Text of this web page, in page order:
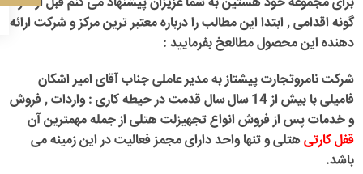
گونه اقدامی , ابتدا این مطالب را درباره معتبر ترین مرکز و شرکت ارائه
دهنده این محصول مطالعخ بفرمایید :
شرکت نامروتجارت پیشتاز به مدیر عاملی جناب آقای امیر اشکان
فامیلی با بیش از 14 سال سال قدمت در حیطه کاری : واردات , فروش
و خدمات پس از فروش انواع تجهیزلت هتلی از جمله مهمترین آن
قفل کارتیهتلی و تنها واحد دارای مجمز فعالیت در این زمینه می
باشد.